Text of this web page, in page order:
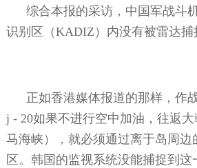
综合本报的采访，中国军战斗
识别区（KADIZ ）内没有被雷达捕
正如香港媒体报道的那样，作
j - 20如果不进行空中加油，往返
马海峡），就必须通过离于岛周边
区。韩国的监视系统没能捕捉到这